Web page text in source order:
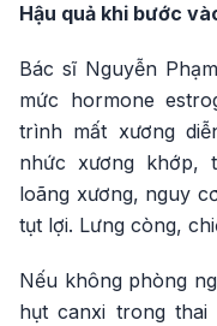
Hậu quả khi bước
Bác sĩ Nguyễn
mức hormone
trình mất xương
nhức xương khớp,
loãng xương, nguy
tụt lợi. Lưng còng,
Nếu không phòng
hụt canxi trong